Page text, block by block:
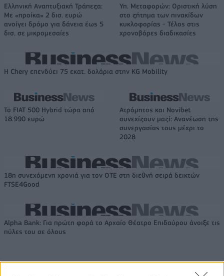
Ελληνική Αναπτυξιακή Τράπεζα:
Με «προίκα» 2 δισ. ευρώ
ανοίγει δρόμο για δάνεια έως 5
δισ. σε μικρομεσαίες
Υπ. Μεταφορών: Οριστική λύση
στο ζήτημα των πινακίδων
κυκλοφορίας - Τέλος στις
χρονοβόρες διαδικασίες
Η Chery επενδύει 75 εκατ. δολάρια στην KG Mobility
Το FIAT 500 Hybrid τώρα από
18.990 ευρώ
Ατρόμητος και Novibet
συνεχίζουν μαζί: Ανανέωση της
συνεργασίας τους μέχρι το
2028
18η συνεχόμενη χρονιά για τον ΟΤΕ στη διεθνή σειρά δεικτών
FTSE4Good
Alpha Bank: Για πρώτη φορά το Αρχαίο Θέατρο Επιδαύρου άνοιξε τις
πύλες του σε όλους